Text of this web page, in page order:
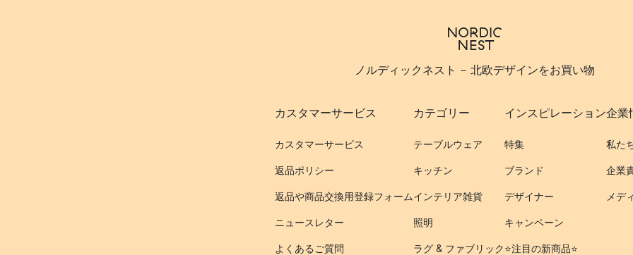
ノルディックネスト - 北欧デザインをお買い物
カスタマーサービス
カスタマーサービス
返品ポリシー
返品や商品交換用登録フォーム
ニュースレター
よくあるご質問
カテゴリー
テーブルウェア
キッチン
インテリア雑貨
照明
ラグ & ファブリック
インスピレーション
特集
ブランド
デザイナー
キャンペーン
⭐️注目の新商品⭐️
企業
私た
企業
メデ